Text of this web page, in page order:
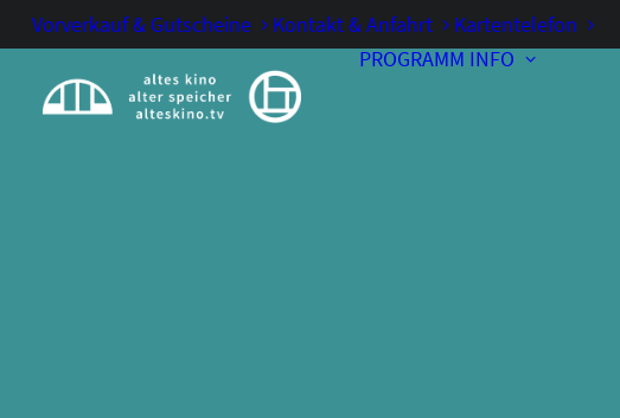
Vorverkauf & Gutscheine Kontakt & Anfahrt
Kartentelefon
PROGRAMM INFO